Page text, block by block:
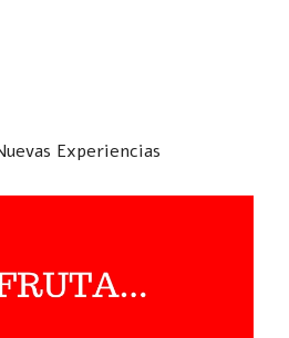
Experiencias